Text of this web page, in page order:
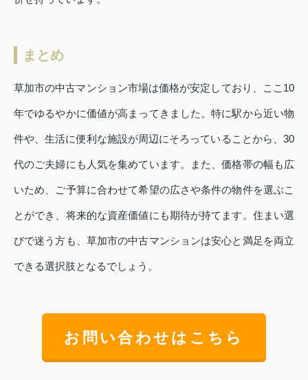
まとめ
草加市の中古マンション市場は価格が安定しており、ここ10
年でゆるやかに価値が高まってきました。特に駅から近い物
件や、生活に便利な施設が周辺にそろっていることから、30
代のご夫婦にも人気を集めています。また、価格帯の幅も広
いため、ご予算に合わせて希望の広さや条件の物件を選ぶこ
とができ、将来的な資産価値にも期待が持てます。住まい選
びで迷う方も、草加市の中古マンションは安心と満足を両立
できる選択肢となるでしょう。
お問い合わせはこちら